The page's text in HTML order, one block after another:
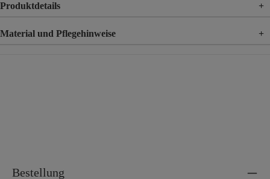
Produktdetails +
Material und Pflegehinweise +
Bestellung